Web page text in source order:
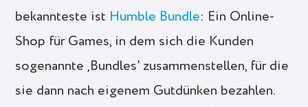
bekannteste ist Humble Bundle: Ein Online-
Shop für Games, in dem sich die Kunden
sogenannte ‚Bundles’ zusammenstellen, für die
sie dann nach eigenem Gutdünken bezahlen.